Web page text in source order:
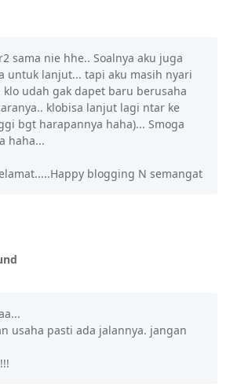
sama nie hhe.. Soalnya aku juga
untuk lanjut... tapi aku masih nyari
klo udah gak dapet baru berusaha
klobisa lanjut lagi ntar ke
bgt harapannya haha)... Smoga
haha...
blogging N semangat
usaha pasti ada jalannya. jangan